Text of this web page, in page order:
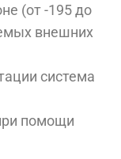
(от -195 до
внешних
система
помощи